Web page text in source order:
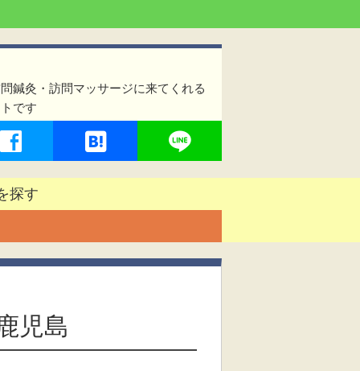
鍼灸・訪問マッサージに来てくれる
です
探す
児島